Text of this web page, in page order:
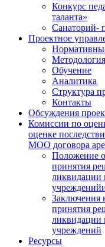
Конкурс
таланта»
Санаторий-
Проектное
Методология
Обучение
Аналитика
Структура
Контакты
Обсуждения
Комиссии по
оценке
МОО договора
Положение
принятия
ликвидации
Заключения
принятия
ликвидации
учреждений
Ресурсы